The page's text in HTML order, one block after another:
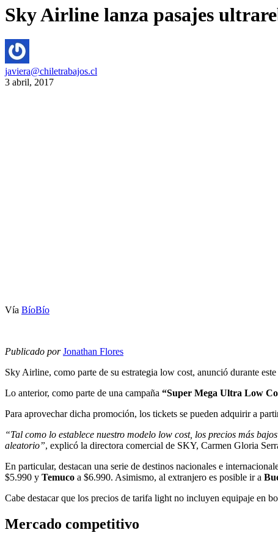
Sky Airline lanza pasajes
javiera@chiletrabajos.cl
3 abril, 2017
Vía BíoBío
Publicado porJonathan Flores
Sky Airline, como parte de su estrategia low cost, anunció durante
Lo anterior, como parte de una campaña “Super Mega Ultra Low
Para aprovechar dicha promoción, los tickets se pueden adquirir a
“Tal como lo establece nuestro modelo low cost, los precios más
aleatorio”, explicó la directora comercial de SKY, Carmen Gloria
En particular, destacan una serie de destinos nacionales e
$5.990 y Temuco a $6.990. Asimismo, al extranjero es posible ir a
Cabe destacar que los precios de tarifa light no incluyen equipaje en
Mercado competitivo